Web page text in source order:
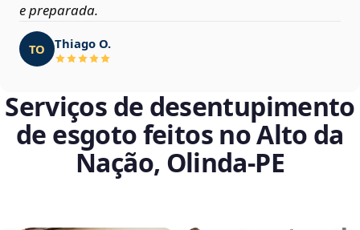
e preparada.
TO Thiago O.
Serviços de desentupimento
de esgoto feitos no Alto da
Nação, Olinda‑PE